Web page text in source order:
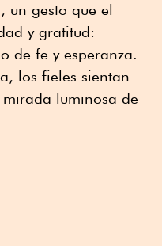
un gesto que el
y gratitud:
de fe y esperanza.
los fieles sientan
luminosa de